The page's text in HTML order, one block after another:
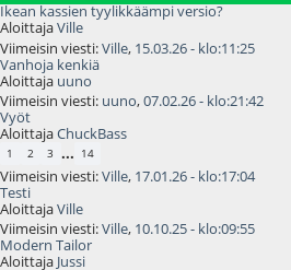
Ikean kassien tyylikkäämpi versio?
AloittajaVille
Viimeisin viesti:Ville, 15.03.26 - klo:11:25
Vanhoja kenkiä
Aloittaja uuno
Viimeisin viesti: uuno,07.02.26 - klo:21:42
Vyöt
AloittajaChuckBass
1 2 3 ... 14
Viimeisin viesti:Ville, 17.01.26 - klo:17:04
Testi
AloittajaVille
Viimeisin viesti:Ville, 10.10.25 - klo:09:55
Modern Tailor
Aloittaja Jussi